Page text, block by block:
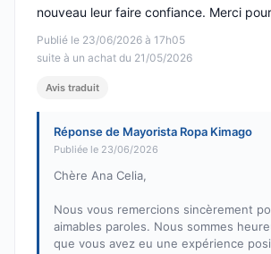
Publié le 23/06/2026 à 17h05
suite à un achat du 21/05/2026
nouveau leur faire confiance. Merci
Avis traduit
Réponse de Mayorista Ropa Kimago
Publiée le 23/06/2026
Chère Ana Celia,
Nous vous remercions sincèrement
aimables paroles. Nous sommes
que vous avez eu une expérience